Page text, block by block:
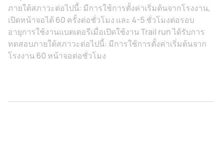
ภายใต้สภาวะต่อไปนี้: มีการใช้การตั้งค่าเริ่มต้นจากโรงงาน,
เปิดหน้าจอได้ 60 ครั้งต่อชั่วโมง และ 4-5 ชั่วโมงต่อรอบ
อายุการใช้งานแบตเตอรีเมื่อเปิดใช้งาน Trail run ได้รับการ
ทดสอบภายใต้สภาวะต่อไปนี้: มีการใช้การตั้งค่าเริ่มต้นจาก
โรงงาน 60 หน้าจอต่อชั่วโมง